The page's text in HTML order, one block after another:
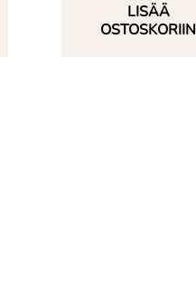
LISÄÄ
OSTOSKORIIN